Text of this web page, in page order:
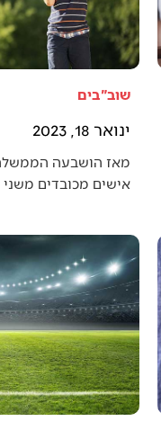
שוב"בים
ינואר 18, 2023
מאז הושבעה
אישים מכובדים משני